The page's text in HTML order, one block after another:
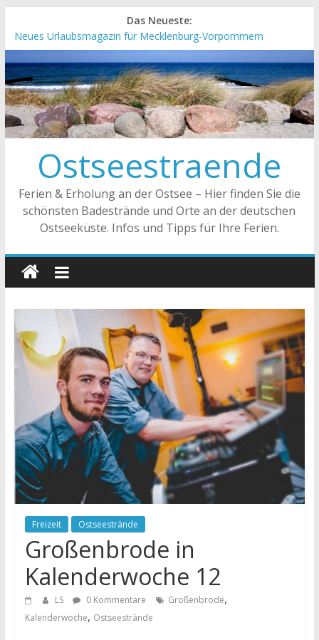
Das Neueste:
Neues Urlaubsmagazin für Mecklenburg-Vorpommern
erschienen
Meck-Pomm Short News Januar
Deutschlands Seenland in neuem Design
„Kellenhusen nach Hause bestellen“ Neuer Online-Shop
verfügbar
Neue Camping-Broschüre der Ostsee Schleswig-Holstein
Ostseestraende
Ferien & Erholung an der Ostsee – Hier finden Sie die
schönsten Badestrände und Orte an der deutschen
Ostseeküste. Infos und Tipps für Ihre Ferien.
Freizeit Ostseestrände
Großenbrode in
Kalenderwoche 12
LS 0 Kommentare Großenbrode,
Kalenderwoche, Ostseestrände